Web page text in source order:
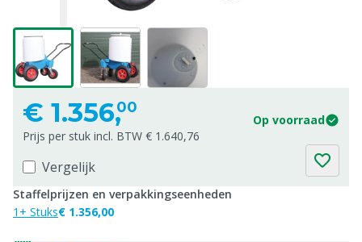
€ 1.356,00
Op voorraad
Prijs per stuk incl. BTW € 1.640,76
Vergelijk
Staffelprijzen en verpakkingseenheden
1+ Stuks€ 1.356,00